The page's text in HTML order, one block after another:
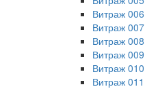
Витраж 006
Витраж 007
Витраж 008
Витраж 009
Витраж 010
Витраж 011